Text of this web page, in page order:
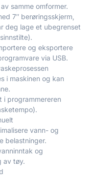
samme omformer.
7″ berøringsskjerm,
deg lage et ubegrenset
og eksportere
via USB.
i maskinen og kan
i programmereren
vann- og
belastninger.
og
av tøy.